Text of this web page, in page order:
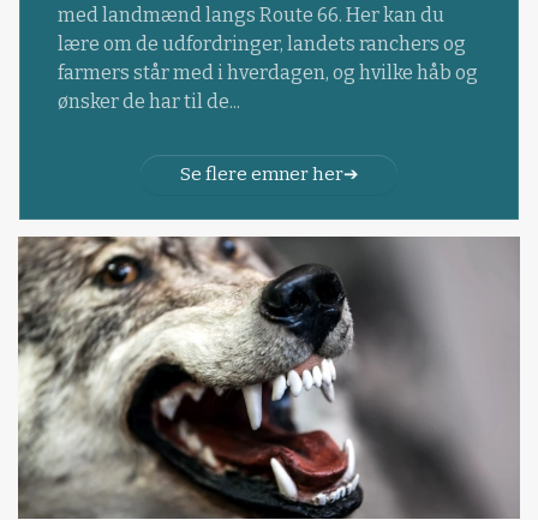
med landmænd langs Route 66. Her kan du
lære om de udfordringer, landets ranchers og
farmers står med i hverdagen, og hvilke håb og
ønsker de har til de...
Se flere emner her